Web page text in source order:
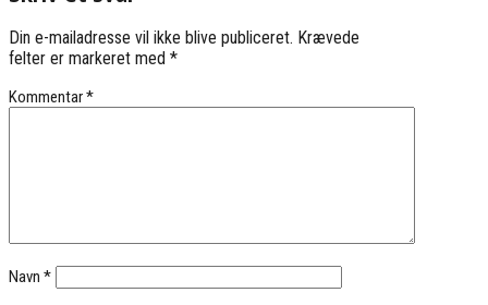
Din e-mailadresse vil ikke blive publiceret. Krævede
felter er markeret med *
Kommentar*
Navn *